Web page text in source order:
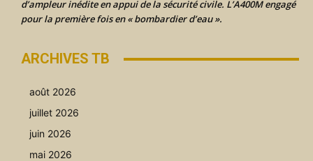
d’ampleur inédite en appui de la sécurité civile. L’A400M engagé
pour la première fois en « bombardier d’eau ».
ARCHIVES TB
août 2026
juillet 2026
juin 2026
mai 2026